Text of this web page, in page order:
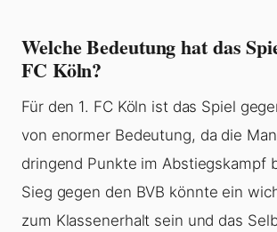
Welche Bedeutung hat das
FC Köln?
Für den 1. FC Köln ist das Spiel
von enormer Bedeutung, da die
dringend Punkte im Abstiegskampf
Sieg gegen den BVB könnte ein
zum Klassenerhalt sein und das